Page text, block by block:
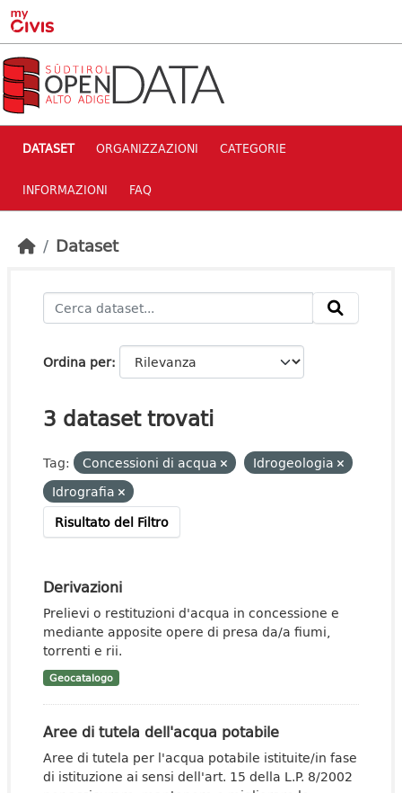
Skip to main content
DATASET ORGANIZZAZIONI CATEGORIE
INFORMAZIONI FAQ
Dataset
Ordina per
3 dataset trovati
Tag: Concessioni di acqua
Idrogeologia
Idrografia
Risultato del Filtro
Derivazioni
Prelievi o restituzioni d'acqua in concessione e
mediante apposite opere di presa da/a fiumi,
torrenti e rii.
Geocatalogo
Aree di tutela dell'acqua potabile
Aree di tutela per l'acqua potabile istituite/in fase
di istituzione ai sensi dell'art. 15 della L.P. 8/2002